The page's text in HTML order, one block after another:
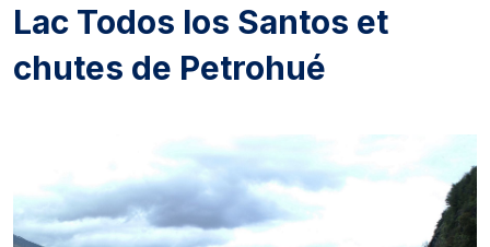
Lac Todos los Santos et
chutes de Petrohué